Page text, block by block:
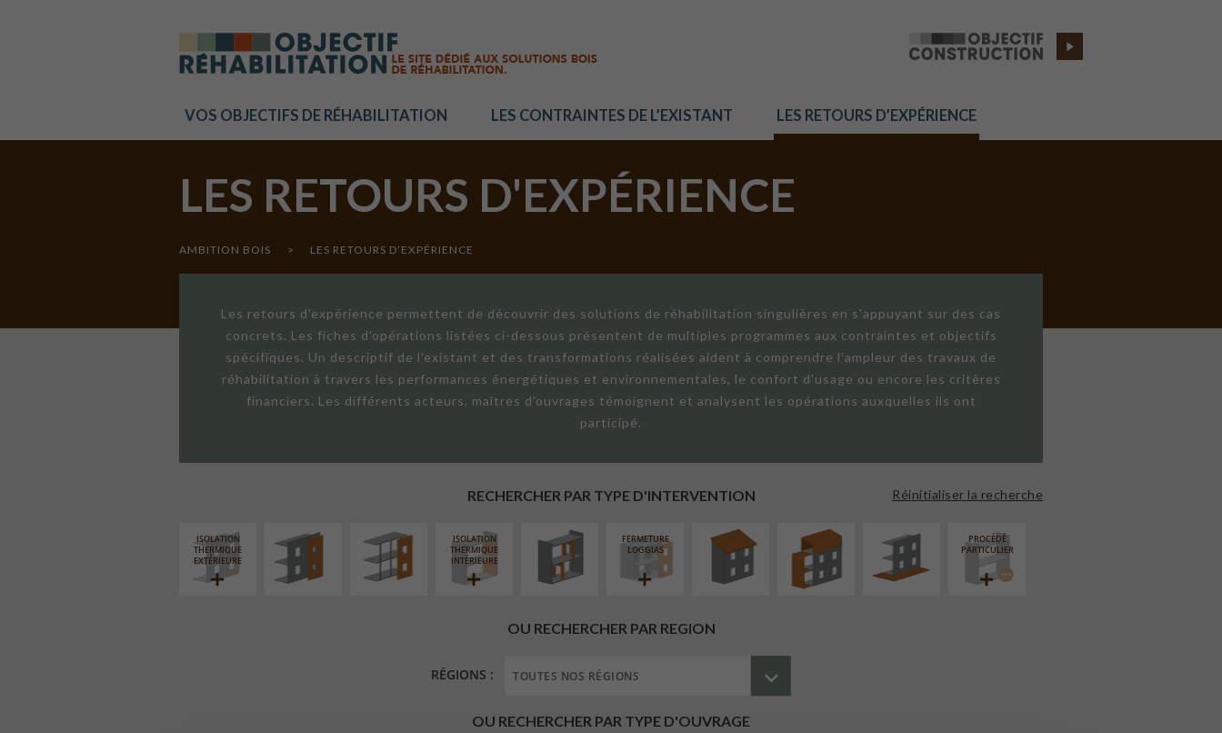
VOS OBJECTIFS DE RÉHABILITATION LES CONTRAINTES DE L’EXISTANT LES RETOURS D’EXPÉRIENCE
LES RETOURS D'EXPÉRIENCE
AMBITION BOIS > LES RETOURS D’EXPÉRIENCE
Les retours d'expérience permettent de découvrir des solutions de réhabilitation singulières en s'appuyant sur des cas
concrets. Les fiches d'opérations listées ci-dessous présentent de multiples programmes aux contraintes et objectifs
spécifiques. Un descriptif de l'existant et des transformations réalisées aident à comprendre l'ampleur des travaux de
réhabilitation à travers les performances énergétiques et environnementales, le confort d'usage ou encore les critères
financiers. Les différents acteurs, maîtres d'ouvrages témoignent et analysent les opérations auxquelles ils ont
participé.
RECHERCHER PAR TYPE D'INTERVENTION Réinitialiser la recherche
ISOLATION
THERMIQUE
EXTÉRIEURE
ISOLATION
THERMIQUE
INTÉRIEURE
FERMETURE
LOGGIAS
PROCÉDÉ
PARTICULIER
OU RECHERCHER PAR REGION
RÉGIONS :
OU RECHERCHER PAR TYPE D'OUVRAGE